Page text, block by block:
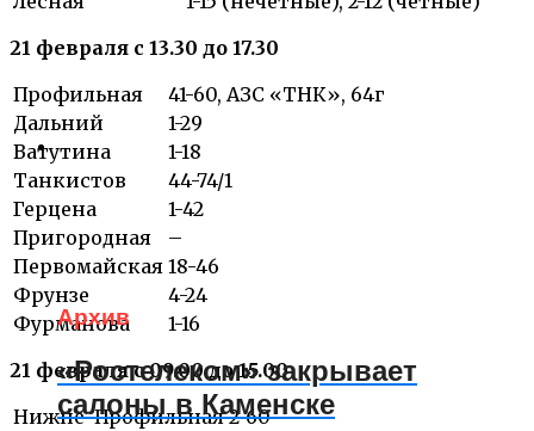
21 февраля с 13.30 до 17.30
Профильная
41-60, АЗС «ТНК», 64г
Дальний
1-29
Ватутина
1-18
Танкистов
44-74/1
Герцена
1-42
Пригородная
–
Первомайская 18-46
Фрунзе
4-24
Фурманова
1-16
21 февраля с 09.00 до 15.00
Нижне-Профильная 2-60
Архив
«Ростелеком» закрывает
салоны в Каменске